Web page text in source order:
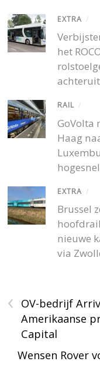
EXTRA /
het
RAIL /
GoVolta
Haag
EXTRA /
Brussel
nieuwe
via
‹
OV-bedrijf
Amerikaanse
Capital
Wensen Rover